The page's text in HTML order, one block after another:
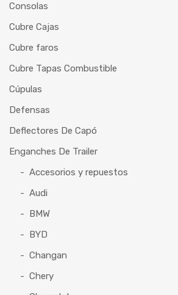
Consolas
Cubre Cajas
Cubre faros
Cubre Tapas Combustible
Cúpulas
Defensas
Deflectores De Capó
Enganches De Trailer
Accesorios y repuestos
Audi
BMW
BYD
Changan
Chery